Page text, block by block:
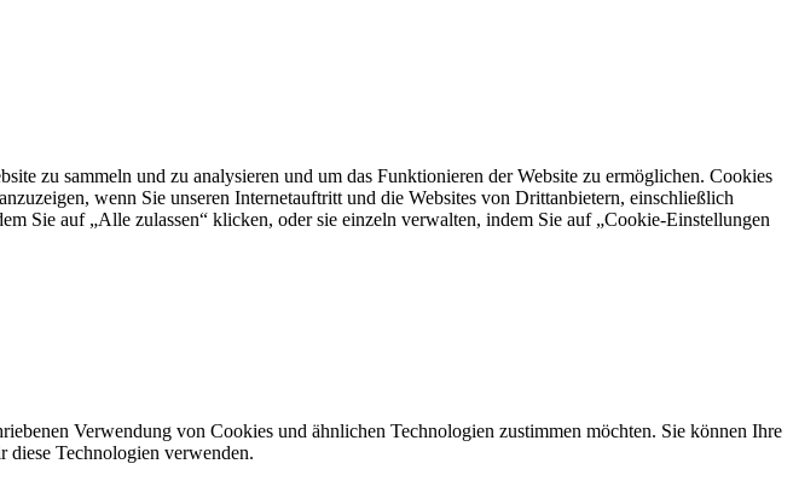
zu sammeln und zu analysieren und um das Funktionieren der Website zu ermöglichen. Cookies
wenn Sie unseren Internetauftritt und die Websites von Drittanbietern, einschließlich
Sie auf „Alle zulassen“ klicken, oder sie einzeln verwalten, indem Sie auf „Cookie-Einstellungen
Verwendung von Cookies und ähnlichen Technologien zustimmen möchten. Sie können Ihre
diese Technologien verwenden.